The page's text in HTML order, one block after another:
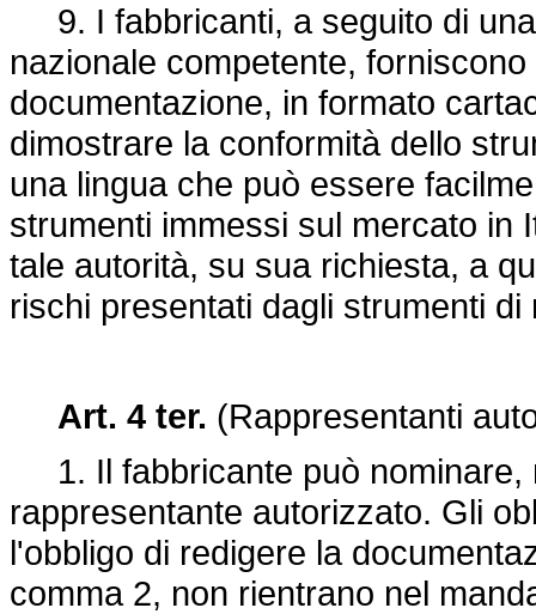
9. I fabbricanti, a seguito di
nazionale competente,
documentazione, in formato
dimostrare la conformità dello
una lingua che può essere
strumenti immessi sul mercato in
tale autorità, su sua richiesta, a
rischi presentati dagli strumenti
Art. 4 ter. (Rappresentanti
1. Il fabbricante può nominare,
rappresentante autorizzato. Gli
l'obbligo di redigere la
comma 2, non rientrano nel